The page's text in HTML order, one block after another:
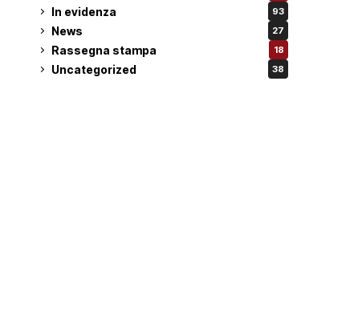
In evidenza 93
News 27
Rassegna stampa 18
Uncategorized 38